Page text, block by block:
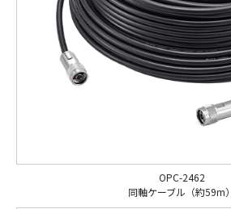
OPC-2462
同軸ケーブル（約59m）